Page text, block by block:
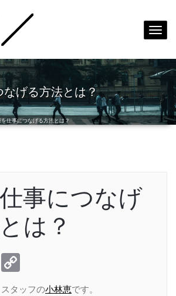
なげる方法とは？
を仕事につなげる方法とは？
事につなげ
は？
Line
Link
タッフの小林恵です。